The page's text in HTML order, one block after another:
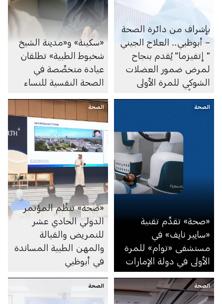
بإشراف من دائرة الصحة
– أبوظبي.. العلاج الجيني
" إتفيزما" يُقدم بنجاح
لمرض ضمور العضلات
الشوكي للمرة الأولى
«سكينة» و«مدينة الشيخ
شخبوط الطبية» تطلقان
عيادة متخصِّصة في
الصحة النفسية للنساء
الصحة
«صحة» تقدِّم تقنية
«سايبر نايف» في
مستشفى «توام» للمرة
الأولى في دولة الإمارات
الصحة
«صحة» تنظِّم المؤتمر
الدولي الحادي عشر
للتمريض والقبالة
والمهن الطبية المساندة
في أبوظبي
الصحة الصحة